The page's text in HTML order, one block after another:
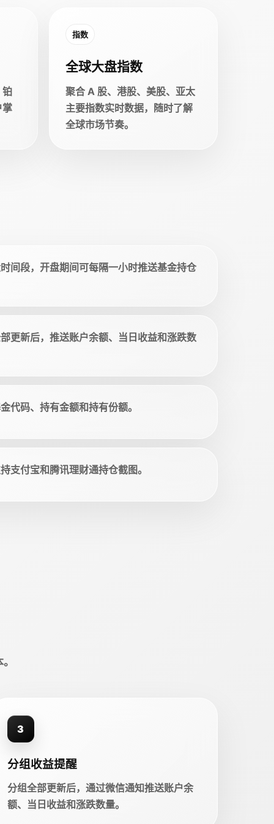
铂
掌
指数
全球大盘指数
聚合 A 股、港股、美股、亚太
主要指数实时数据，随时了解
全球市场节奏。
间段，开盘期间可每隔一小时推送基金持仓
更新后，推送账户余额、当日收益和涨跌数
代码、持有金额和持有份额。
支付宝和腾讯理财通持仓截图。
3
分组收益提醒
分组全部更新后，通过微信通知推送账户余
额、当日收益和涨跌数量。